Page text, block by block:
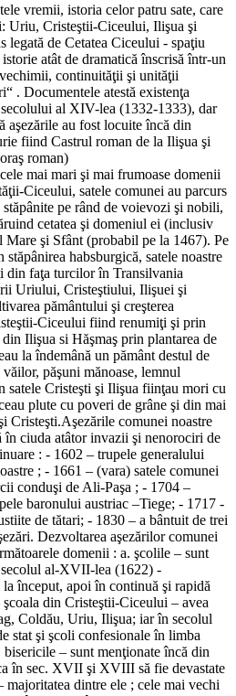
vremii, istoria celor patru sate, care
Uriu, Cristeştii-Ciceului, Ilişua şi
legată de Cetatea Ciceului - spaţiu
atât de dramatică înscrisă într-un
continuităţii şi unităţii
. Documentele atestă existenţa
al XIV-lea (1332-1333), dar
aşezările au fost locuite încă din
fiind Castrul roman de la Ilişua şi
roman)
mai mari şi mai frumoase domenii
Ciceului, satele comunei au parcurs
pe rând de voievozi şi nobili,
cetatea şi domeniul ei (inclusiv
Mare şi Sfânt (probabil pe la 1467). Pe
habsburgică, satele noastre
din faţa turcilor în Transilvania
Uriului, Cristeştiului, Ilişuei şi
pământului şi creşterea
Ciceului fiind renumiţi şi prin
Ilişua si Hăşmaş prin plantarea de
la îndemână un pământ destul de
păşuni mănoase, lemnul
satele Cristeşti şi Ilişua fiinţau mori cu
plute cu poveri de grâne şi din mai
Cristeşti.Aşezările comunei noastre
în ciuda atâtor invazii şi nenorociri de
: - 1602 – trupele generalului
; - 1661 – (vara) satele comunei
conduşi de Ali-Paşa ; - 1704 –
baronului austriac –Tiege; - 1717 -
de tătari; - 1830 – a bântuit de trei
Dezvoltarea aşezărilor comunei
domenii : a. şcolile – sunt
secolul al-XVII-lea (1622) -
început, apoi în continuă şi rapidă
din Cristeştii-Ciceului – avea
Coldău, Uriu, Ilişua; iar în secolul
stat şi şcoli confesionale în limba
– sunt menţionate încă din
în sec. XVII şi XVIII să fie devastate
majoritatea dintre ele ; cele mai vechi